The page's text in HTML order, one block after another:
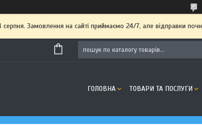
Замовлення на сайті приймаємо 24/7, але відправки
ГОЛОВНА ТОВАРИ ТА ПОСЛУГИ